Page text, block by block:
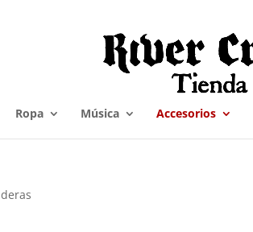
Ropa Música Accesorios